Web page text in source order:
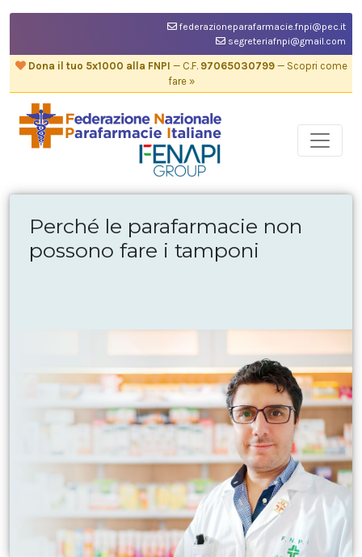
federazioneparafarmacie.fnpi@pec.it
segreteriafnpi@gmail.com
Dona il tuo 5x1000 alla FNPI — C.F. 97065030799— Scopri come
fare »
Perché le parafarmacie non
possono fare i tamponi